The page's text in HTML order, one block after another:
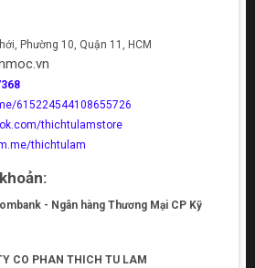
Phường 10, Quận 11, HCM
615224544108655726
thichtulamstore
thichtulam
- Ngân hàng Thương Mại CP Kỹ
CO PHAN THICH TU LAM